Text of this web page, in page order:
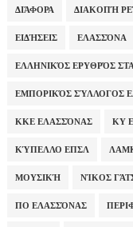
ΔΙΆΦΟΡΑ ΔΙΑΚΟΠΉ
ΕΙΔΉΣΕΙΣ ΕΛΑΣΣΌΝΑ
ΕΛΛΗΝΙΚΌΣ ΕΡΥΘΡΌΣ
ΕΜΠΟΡΙΚΌΣ ΣΎΛΛΟΓΟΣ
ΚΚΕ ΕΛΑΣΣΌΝΑΣ ΚΥ
ΚΎΠΕΛΛΟ ΕΠΣΛ
ΜΟΥΣΙΚΉ ΝΊΚΟΣ
ΠΟ ΕΛΑΣΣΌΝΑΣ